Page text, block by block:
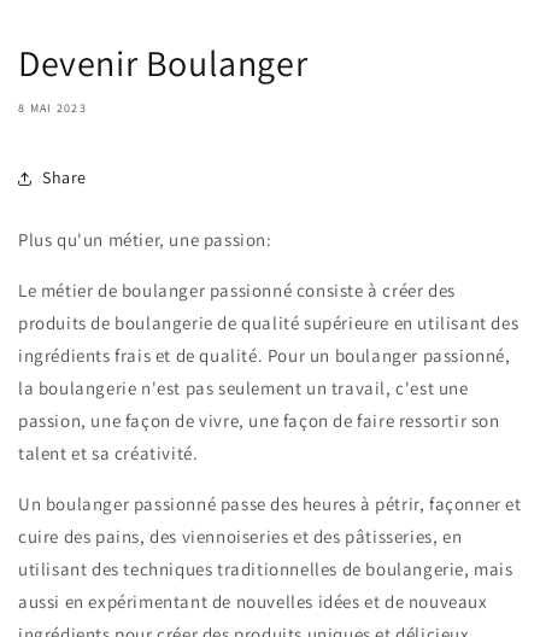
Devenir Boulanger
8 MAI 2023
Share
Plus qu'un métier, une passion:
Le métier de boulanger passionné consiste à créer des
produits de boulangerie de qualité supérieure en utilisant des
ingrédients frais et de qualité. Pour un boulanger passionné,
la boulangerie n'est pas seulement un travail, c'est une
passion, une façon de vivre, une façon de faire ressortir son
talent et sa créativité.
Un boulanger passionné passe des heures à pétrir, façonner et
cuire des pains, des viennoiseries et des pâtisseries, en
utilisant des techniques traditionnelles de boulangerie, mais
aussi en expérimentant de nouvelles idées et de nouveaux